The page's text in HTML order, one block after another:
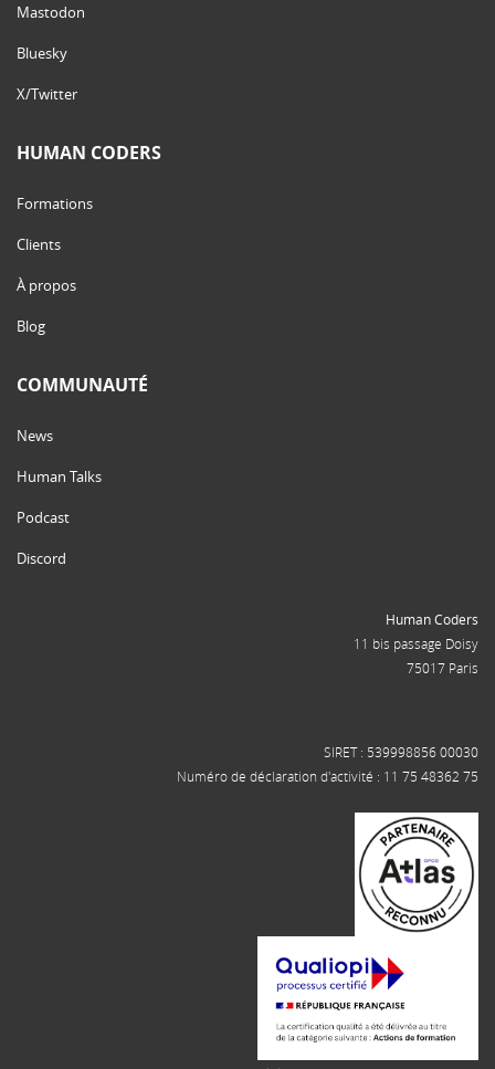
Mastodon
Bluesky
X/Twitter
HUMAN CODERS
Formations
Clients
À propos
Blog
COMMUNAUTÉ
News
Human Talks
Podcast
Discord
Human Coders
11 bis passage Doisy
75017 Paris
SIRET : 539998856 00030
Numéro de déclaration d'activité : 11 75 48362 75